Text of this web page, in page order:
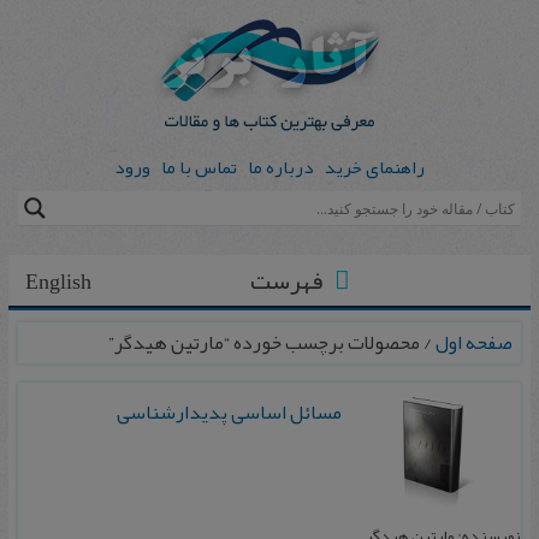
راهنمای خرید درباره ما تماس با ما ورود
English فهرست
صفحه اول/ محصولات برچسب خورده “مارتین هیدگر”
مسائل اساسی پدیدارشناسی